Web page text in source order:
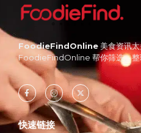
FoodieFindOnline美食资讯
FoodieFindOnline 帮你筛选、整
快速链接